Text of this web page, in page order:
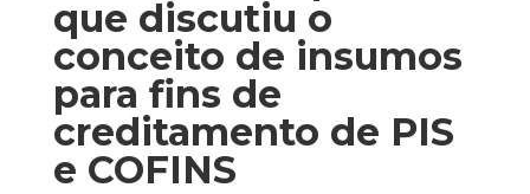
que discutiu o
conceito de insumos
para fins de
creditamento de PIS
e COFINS